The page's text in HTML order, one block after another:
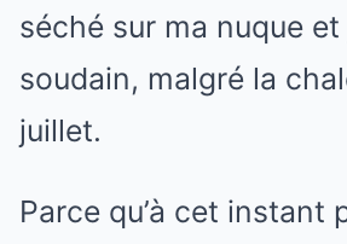
séché sur ma nuque et
soudain, malgré la
juillet.
Parce qu’à cet instant